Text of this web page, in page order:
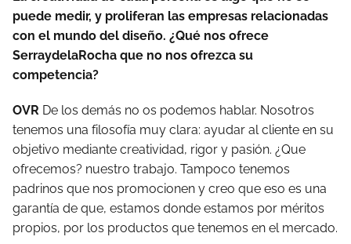
puede medir, y proliferan las empresas relacionadas
con el mundo del diseño. ¿Qué nos ofrece
SerraydelaRocha que no nos ofrezca su
competencia?
OVR De los demás no os podemos hablar. Nosotros
tenemos una filosofía muy clara: ayudar al cliente en su
objetivo mediante creatividad, rigor y pasión. ¿Que
ofrecemos? nuestro trabajo. Tampoco tenemos
padrinos que nos promocionen y creo que eso es una
garantía de que, estamos donde estamos por méritos
propios, por los productos que tenemos en el mercado.